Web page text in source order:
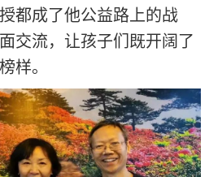
都成了他公益路上的战
交流，让孩子们既开阔了
样。